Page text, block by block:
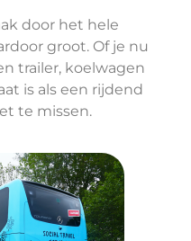
door het hele
groot. Of je nu
trailer, koelwagen
is als een rijdend
te missen.